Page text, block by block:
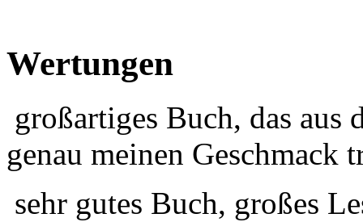
Wertungen
großartiges Buch, das aus
genau meinen Geschmack
sehr gutes Buch, großes